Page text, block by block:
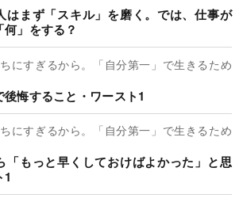
はまず「スキル」を磨く。では、仕事が
」をする？
にすぎるから。「自分第一」で生きるため
悔すること・ワースト1
にすぎるから。「自分第一」で生きるため
「もっと早くしておけばよかった」と思
1